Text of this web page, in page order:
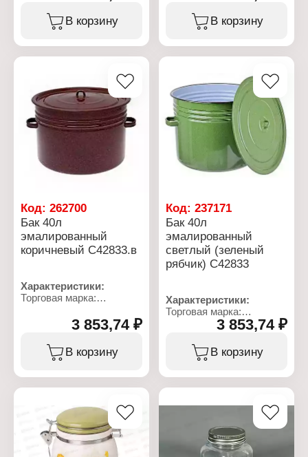
Тип товара: Бак
Покрытие:
Высота (без крышки): 28
см
Высота: 31,1 см
Диаметр: 40 см
Ширина (с ручками): 49,3
Цвет эмали внутренний:
вишневый
Декор: без декора
Вес: 4,109 кг
В корзину
Тип товара: Бак
Покрытие:
Высота (без крышки): 28
см
Высота: 31,1 см
Диаметр: 40 см
Ширина (с ручками): 49,3
см
Декор: без декора
Вес: 4,109 кг
В корзину
Код: 262700
Бак 40л
эмалированный
коричневый С42833.в
Характеристики:
Торговая марка:
Артикул: С42833.в
Тип товара: Бак
Покрытие:
эмалированный
Комплектация: с
Высота (без крышки):
Высота: 35,6 см
Диаметр: 41 см
Ширина (с ручками): 49,3
3 853,74 ₽
В корзину
Код:237171
Бак 40л
эмалированный
светлый (зеленый
рябчик) С42833
Характеристики:
Торговая марка:
СтальЭмаль
Тип товара: Бак
Покрытие:
Высота (с крышкой): 35,6
Диаметр: 40 см
Ширина (с ручками): 49,3
3 853,74 ₽
В корзину